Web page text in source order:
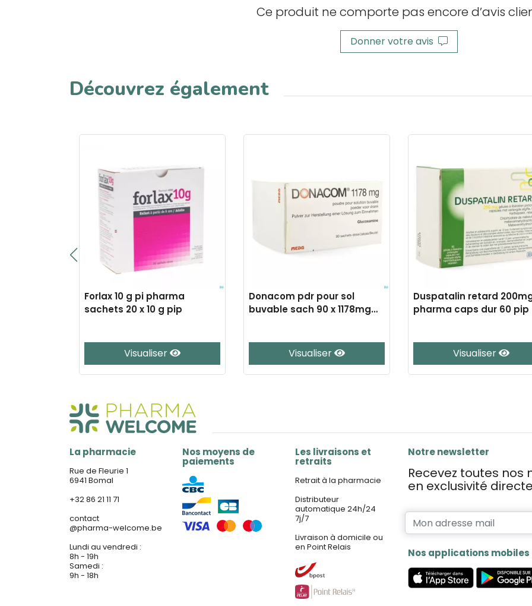
Ce produit ne comporte pas encore d’avis
Donner votre avis
Découvrez également
Forlax 10 g pi pharma
sachets 20 x 10 g pip
Visualiser
Donacom pdr pour sol
buvable sach 90 x 1178mg
Visualiser
Duspatalin retard
pharma caps dur 60 pip
Visualiser
La pharmacie
Rue de Fleurie 1
6941 Bomal
+32 86 21 11 71
contact
@pharma-welcome.be
Lundi au vendredi :
8h - 19h
Samedi :
9h - 18h
Nos moyens de
paiements
Les livraisons et
retraits
Retrait à la pharmacie
Distributeur
automatique 24h/24
7j/7
Livraison à domicile ou
en Point Relais
Notre newsletter
Recevez toutes
en exclusivité
Nos applications mobiles